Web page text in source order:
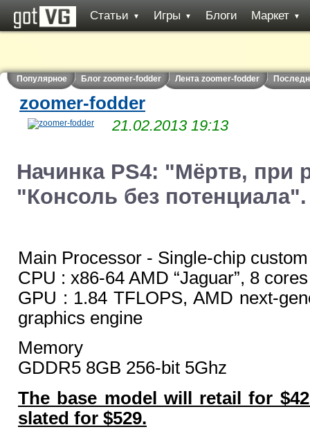
Статьи ▼ Игры ▼ Блоги Маркет ▼
Популярное Блог zoomer-fodder Лента zoomer-fodder
zoomer-fodder
21.02.2013 19:13
Начинка PS4: "Мёртв, при
"Консоль без потенциала".
Main Processor - Single-chip
CPU : x86-64 AMD “Jaguar”, 8
GPU : 1.84 TFLOPS, AMD next-
graphics engine
Memory
GDDR5 8GB 256-bit 5Ghz
The base model will retail for
slated for $529.